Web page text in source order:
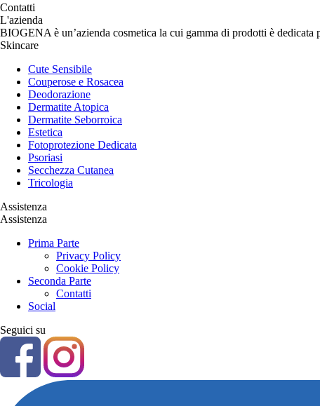
Contatti
L'azienda
BIOGENA è un’azienda cosmetica la cui gamma di prodotti è dedicata
Skincare
Cute Sensibile
Couperose e Rosacea
Deodorazione
Dermatite Atopica
Dermatite Seborroica
Estetica
Fotoprotezione Dedicata
Psoriasi
Secchezza Cutanea
Tricologia
Assistenza
Assistenza
Prima Parte
Privacy Policy
Cookie Policy
Seconda Parte
Contatti
Social
Seguici su